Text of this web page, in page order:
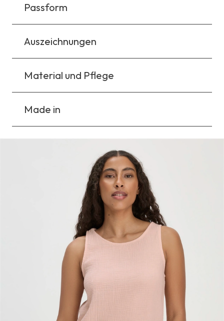
Passform
Auszeichnungen
Material und Pflege
Made in